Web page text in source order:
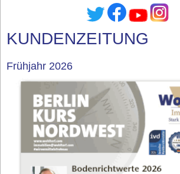
KUNDENZEITUNG
Frühjahr 2026